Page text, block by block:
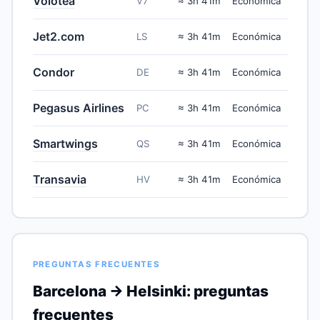
Jet2.com LS ≈ 3h 41m Económica
Condor DE ≈ 3h 41m Económica
Pegasus Airlines PC ≈ 3h 41m Económica
Smartwings QS ≈ 3h 41m Económica
Transavia HV ≈ 3h 41m Económica
PREGUNTAS FRECUENTES
Barcelona → Helsinki: preguntas
frecuentes